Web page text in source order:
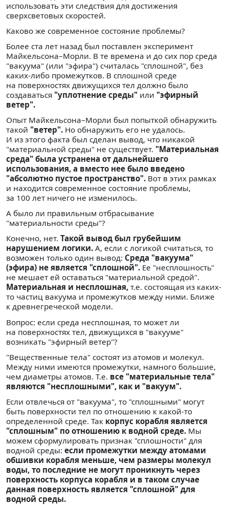
использовать эти следствия для достижения
сверхсветовых скоростей.
Каково же современное состояние проблемы?
Более ста лет назад был поставлен эксперимент
Майкельсона–Морли. В те времена и до сих пор среда
"вакуума" (или "эфира") считалась "сплошной", без
каких-либо промежутков. В сплошной среде
на поверхностях движущихся тел должно было
создаваться "уплотнение среды" или "эфирный
ветер".
Опыт Майкельсона–Морли был попыткой обнаружить
такой "ветер". Но обнаружить его не удалось.
И из этого факта был сделан вывод, что никакой
"материальной среды" не существует. "Материальная
среда" была устранена от дальнейшего
использования, а вместо нее было введено
"абсолютно пустое пространство". Вот в этих рамках
и находится современное состояние проблемы,
за 100 лет ничего не изменилось.
А было ли правильным отбрасывание
"материальности среды"?
Конечно, нет. Такой вывод был грубейшим
нарушением логики. А, если с логикой считаться, то
возможен только один вывод: Среда "вакуума"
(эфира) не является "сплошной". Ее "несплошность"
не мешает ей оставаться "материальной средой".
Материальная и несплошная, т.е. состоящая из каких-
то частиц вакуума и промежутков между ними. Ближе
к древнегреческой модели.
Вопрос: если среда несплошная, то может ли
на поверхностях тел, движущихся в "вакууме"
возникать "эфирный ветер"?
"Вещественные тела" состоят из атомов и молекул.
Между ними имеются промежутки, намного большие,
чем диаметры атомов. Т.е. все "материальные тела"
являются "несплошными", как и "вакуум".
Если отвлечься от "вакуума", то "сплошными" могут
быть поверхности тел по отношению к какой-то
определенной среде. Так корпус корабля является
"сплошным" по отношению к водной среде. Мы
можем сформулировать признак "сплошности" для
водной среды: если промежутки между атомами
обшивки корабля меньше, чем размеры молекул
воды, то последние не могут проникнуть через
поверхность корпуса корабля и в таком случае
данная поверхность является "сплошной" для
водной среды.